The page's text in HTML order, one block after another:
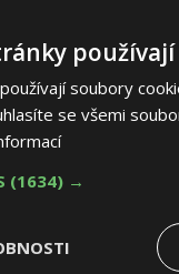
soubory
se všemi
(1634) →